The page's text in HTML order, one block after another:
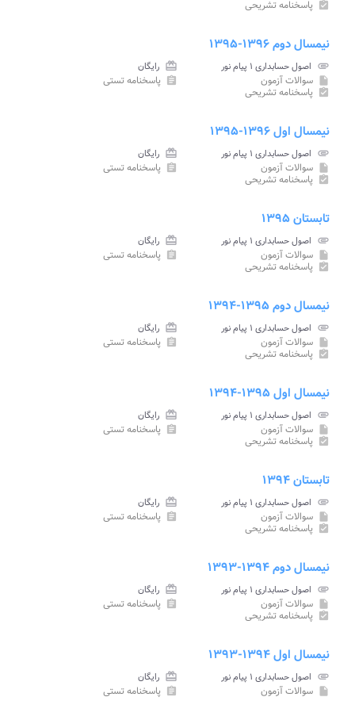
assignment_turned_in پاسخنامه تشریحی
نیمسال دوم ۱۳۹۶-۱۳۹۵
attachment اصول حسابداری ۱ پیام نور card_giftcard رایگان
insert_drive_file سوالات آزمون assignment پاسخنامه تستی
assignment_turned_in پاسخنامه تشریحی
نیمسال اول ۱۳۹۶-۱۳۹۵
attachment اصول حسابداری ۱ پیام نور card_giftcard رایگان
insert_drive_file سوالات آزمون assignment پاسخنامه تستی
assignment_turned_in پاسخنامه تشریحی
تابستان ۱۳۹۵
attachment اصول حسابداری ۱ پیام نور card_giftcard رایگان
insert_drive_file سوالات آزمون assignment پاسخنامه تستی
assignment_turned_in پاسخنامه تشریحی
نیمسال دوم ۱۳۹۵-۱۳۹۴
attachment اصول حسابداری ۱ پیام نور card_giftcard رایگان
insert_drive_file سوالات آزمون assignment پاسخنامه تستی
assignment_turned_in پاسخنامه تشریحی
نیمسال اول ۱۳۹۵-۱۳۹۴
attachment اصول حسابداری ۱ پیام نور card_giftcard رایگان
insert_drive_file سوالات آزمون assignment پاسخنامه تستی
assignment_turned_in پاسخنامه تشریحی
تابستان ۱۳۹۴
attachment اصول حسابداری ۱ پیام نور card_giftcard رایگان
insert_drive_file سوالات آزمون assignment پاسخنامه تستی
assignment_turned_in پاسخنامه تشریحی
نیمسال دوم ۱۳۹۴-۱۳۹۳
attachment اصول حسابداری ۱ پیام نور card_giftcard رایگان
insert_drive_file سوالات آزمون assignment پاسخنامه تستی
assignment_turned_in پاسخنامه تشریحی
نیمسال اول ۱۳۹۴-۱۳۹۳
attachment اصول حسابداری ۱ پیام نور card_giftcard رایگان
insert_drive_file سوالات آزمون assignment پاسخنامه تستی